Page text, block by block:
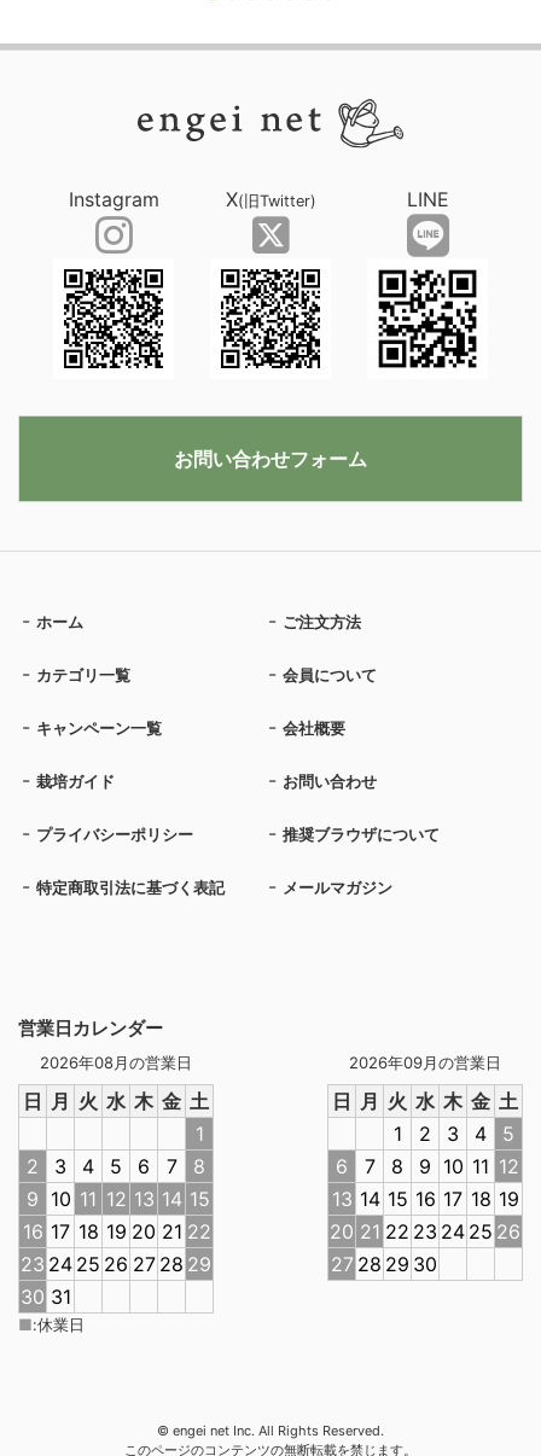
営業日カレンダー
2026年08月の営業日
日 月 火 水 木 金 土
1
2
3 4 5 6 7
8
9 10 11 12 13 14 15
16 17 18 19 20 21 22
23 24 25 26 27 28 29
30 31
2026年09月の営業日
日 月 火 水 木 金 土
1
2 3 4
5
6
7 8 9 10 11 12
13 14 15 16 17 18 19
20 21 22 23 24 25 26
27 28 29 30
■:休業日
ホーム ご注文方法
カテゴリ一覧 会員について
キャンペーン一覧 会社概要
栽培ガイド お問い合わせ
プライバシーポリシー 推奨ブラウザについて
特定商取引法に基づく表記 メールマガジン
Instagram X(旧Twitter) LINE
お問い合わせフォーム
© engei net Inc. All Rights Reserved.
このページのコンテンツの無断転載を禁じます。